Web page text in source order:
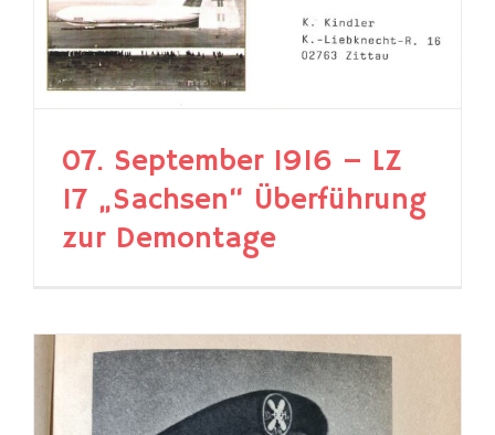
07. September 1916 – LZ
17 „Sachsen“ Überführung
zur Demontage